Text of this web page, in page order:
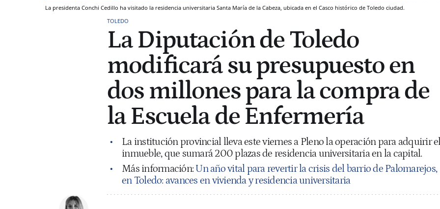
La presidenta Conchi Cedillo ha visitado la residencia universitaria Santa María de la Cabeza, ubicada en el Casco histórico de Toledo ciudad.
TOLEDO
La Diputación de Toledo
modificará su presupuesto en
dos millones para la compra de
la Escuela de Enfermería
La institución provincial lleva este viernes a Pleno la operación para adquirir
inmueble, que sumará 200 plazas de residencia universitaria en la capital.
Más información: Un año vital para revertir la crisis del barrio de Palomarejos,
en Toledo: avances en vivienda y residencia universitaria